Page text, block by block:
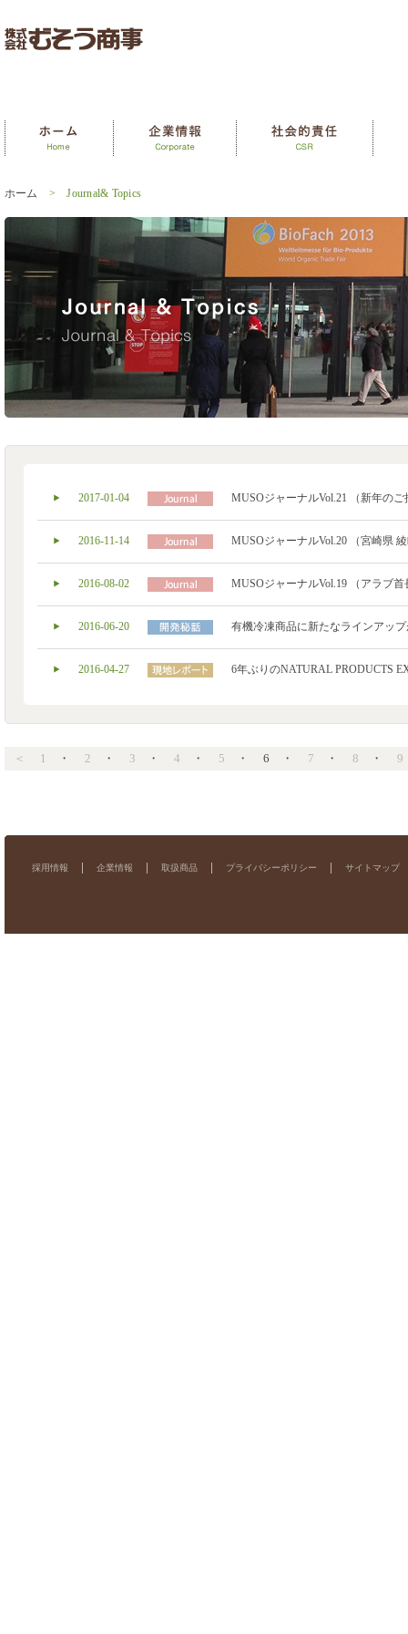
ホーム > Journal& Topics
2017-01-04 MUSOジャーナルVol.21 （新年の
2016-11-14 MUSOジャーナルVol.20 （宮崎県
2016-08-02 MUSOジャーナルVol.19 （アラブ首
2016-06-20 有機冷凍商品に新たなラインアッ
2016-04-27 6年ぶりのNATURAL PRODUCTS
＜ 1 ・ 2 ・ 3 ・ 4 ・ 5 ・ 6 ・ 7 ・ 8 ・ 9
採用情報 企業情報 取扱商品 プライバシーポリシー サイトマップ